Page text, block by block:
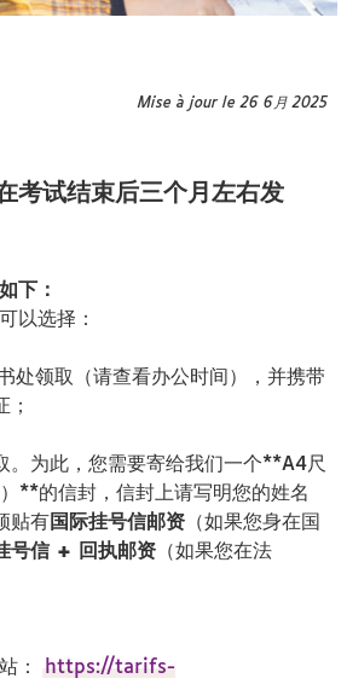
Mise à jour le 26 6月 2025
考试结束后三个月左右发
下：
以选择：
处领取（请查看办公时间），并携带
。为此，您需要寄给我们一个**A4尺
**的信封，信封上请写明您的姓名
贴有国际挂号信邮资（如果您身在国
号信 + 回执邮资（如果您在法
：
https://tarifs-